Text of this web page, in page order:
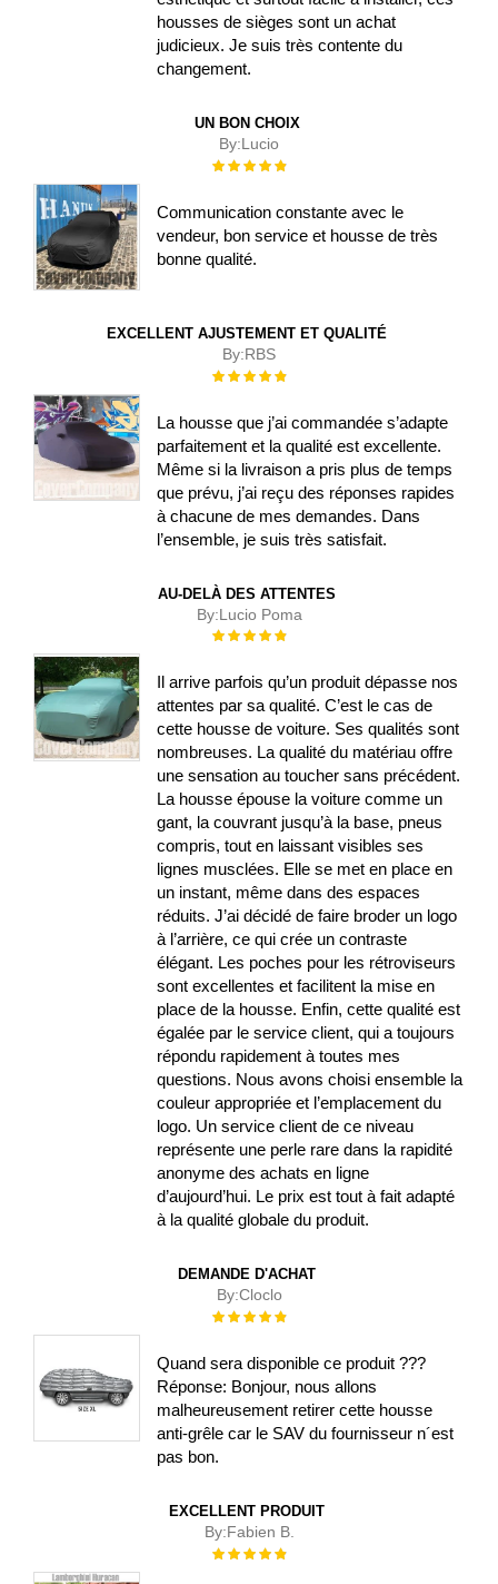
housses de sièges sont un achat
judicieux. Je suis très contente du
changement.
UN BON CHOIX
By:Lucio
Évaluation :
Communication constante avec le
vendeur, bon service et housse de très
bonne qualité.
EXCELLENT AJUSTEMENT ET QUALITÉ
By:RBS
Évaluation :
La housse que j’ai commandée s’adapte
parfaitement et la qualité est excellente.
Même si la livraison a pris plus de temps
que prévu, j’ai reçu des réponses rapides
à chacune de mes demandes. Dans
l’ensemble, je suis très satisfait.
AU-DELÀ DES ATTENTES
By:Lucio Poma
Évaluation :
Il arrive parfois qu’un produit dépasse nos
attentes par sa qualité. C’est le cas de
cette housse de voiture. Ses qualités sont
nombreuses. La qualité du matériau offre
une sensation au toucher sans précédent.
La housse épouse la voiture comme un
gant, la couvrant jusqu’à la base, pneus
compris, tout en laissant visibles ses
lignes musclées. Elle se met en place en
un instant, même dans des espaces
réduits. J’ai décidé de faire broder un logo
à l’arrière, ce qui crée un contraste
élégant. Les poches pour les rétroviseurs
sont excellentes et facilitent la mise en
place de la housse. Enfin, cette qualité est
égalée par le service client, qui a toujours
répondu rapidement à toutes mes
questions. Nous avons choisi ensemble la
couleur appropriée et l’emplacement du
logo. Un service client de ce niveau
représente une perle rare dans la rapidité
anonyme des achats en ligne
d’aujourd’hui. Le prix est tout à fait adapté
à la qualité globale du produit.
DEMANDE D'ACHAT
By:Cloclo
Évaluation :
Quand sera disponible ce produit ???
Réponse: Bonjour, nous allons
malheureusement retirer cette housse
anti-grêle car le SAV du fournisseur n´est
pas bon.
EXCELLENT PRODUIT
By:Fabien B.
Évaluation :